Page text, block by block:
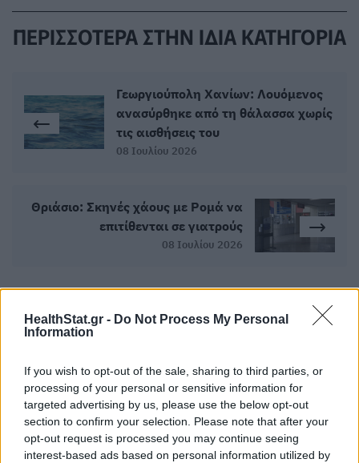
HealthStat.gr - Do Not Process My Personal
Information
If you wish to opt-out of the sale, sharing to third parties, or
processing of your personal or sensitive information for
targeted advertising by us, please use the below opt-out
section to confirm your selection. Please note that after your
opt-out request is processed you may continue seeing
interest-based ads based on personal information utilized by
ΠΕΡΙΣΣΟΤΕΡΑ ΣΤΗΝ ΙΔΙΑ ΚΑΤΗΓΟΡΙΑ
Γεωργιούπολη Χανίων: Λουόμενος
ανασύρθηκε από τη θάλασσα χωρίς
τις αισθήσεις του
08 Ιουλίου 2026
Θριάσιο: Σκηνές χάους με Ρομά να
επιτίθενται σε γιατρούς
08 Ιουλίου 2026
ΣΧΕΤΙΚΑ ΑΡΘΡΑ